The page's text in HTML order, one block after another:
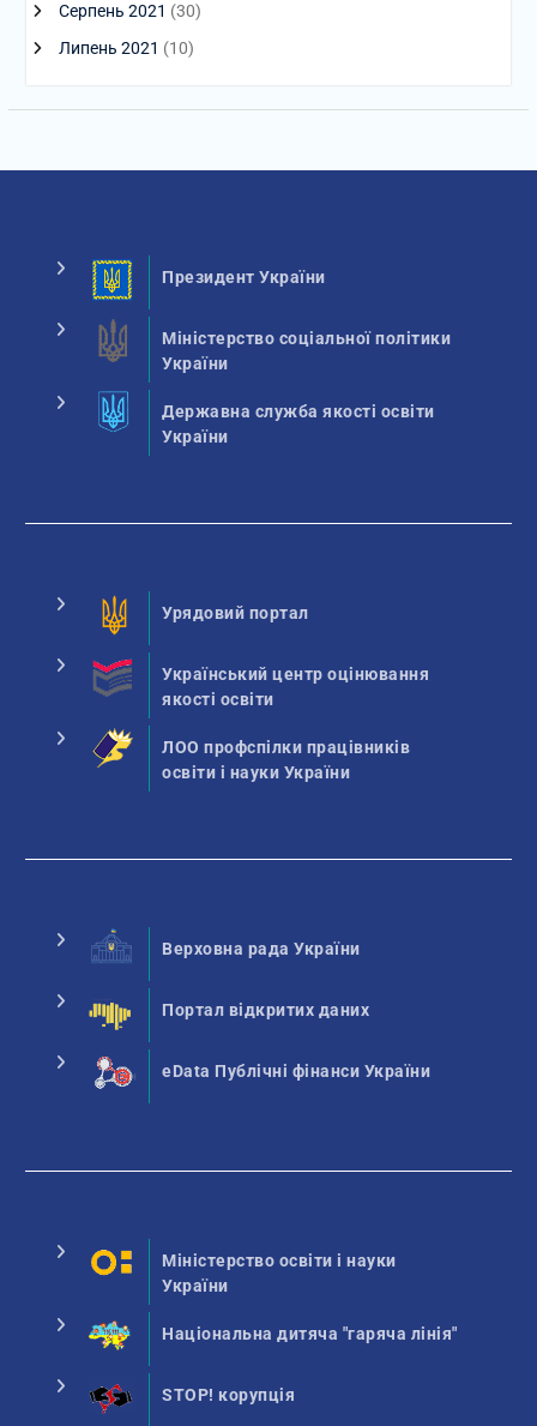
Серпень 2021 (30)
Липень 2021 (10)
Президент України
Міністерство соціальної політики
України
Державна служба якості освіти
України
Урядовий портал
Український центр оцінювання
якості освіти
ЛОО профспілки працівників
освіти і науки України
Верховна рада України
Портал відкритих даних
eData Публічні фінанси України
Міністерство освіти і науки
України
Національна дитяча "гаряча лінія"
STOP! корупція